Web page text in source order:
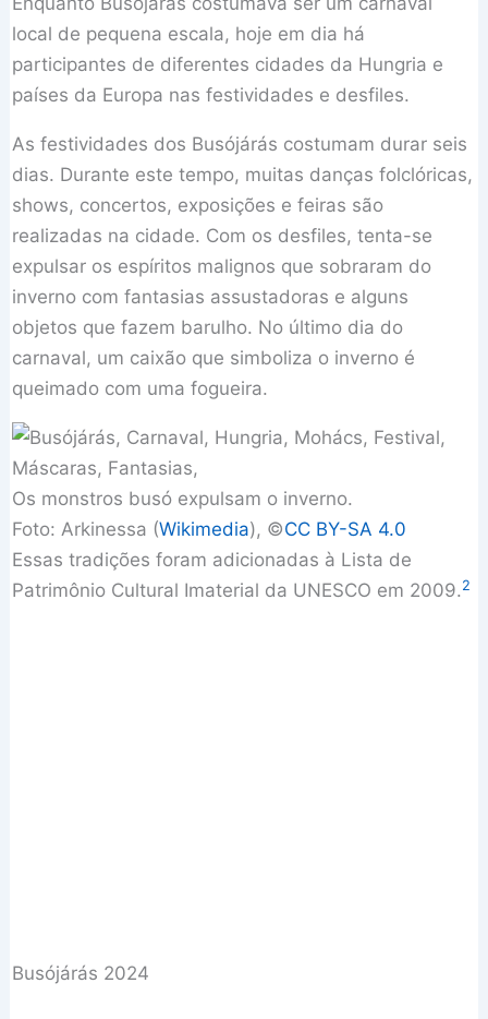
local de pequena escala, hoje em dia há
participantes de diferentes cidades da Hungria e
países da Europa nas festividades e desfiles.
As festividades dos Busójárás costumam durar seis
dias. Durante este tempo, muitas danças folclóricas,
shows, concertos, exposições e feiras são
realizadas na cidade. Com os desfiles, tenta-se
expulsar os espíritos malignos que sobraram do
inverno com fantasias assustadoras e alguns
objetos que fazem barulho. No último dia do
carnaval, um caixão que simboliza o inverno é
queimado com uma fogueira.
Os monstros busó expulsam o inverno.
Foto: Arkinessa (Wikimedia), ©CC BY-SA 4.0
Essas tradições foram adicionadas à Lista de
Patrimônio Cultural Imaterial da UNESCO em 2009.2
Busójárás 2024